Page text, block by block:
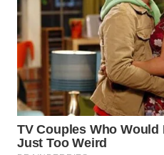
WN
WN
INDRAMAYU
WN
KUNINGAN